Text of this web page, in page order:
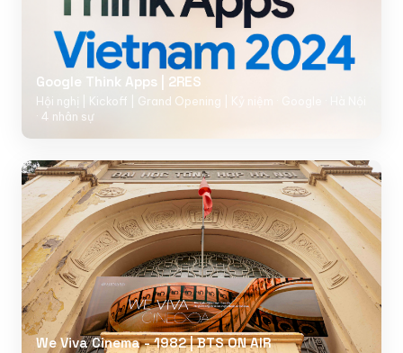
Google Think Apps | 2RES
Hội nghị | Kickoff | Grand Opening | Kỷ niệm · Google · Hà Nội
· 4 nhân sự
We Viva Cinema - 1982 | BTS ON AIR